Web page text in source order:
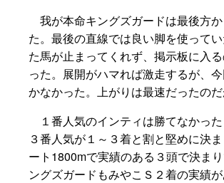
我が本命キングズガードは最後方
た。最後の直線では良い脚を使って
た馬が止まってくれず、掲示板に入
った。展開がハマれば激走するが、
かなかった。上がりは最速だったのだ
１番人気のインティは勝てなかっ
３番人気が１～３着と割と堅めに決
ート1800mで実績のある３頭で決ま
ングズガードもみやこＳ２着の実績が